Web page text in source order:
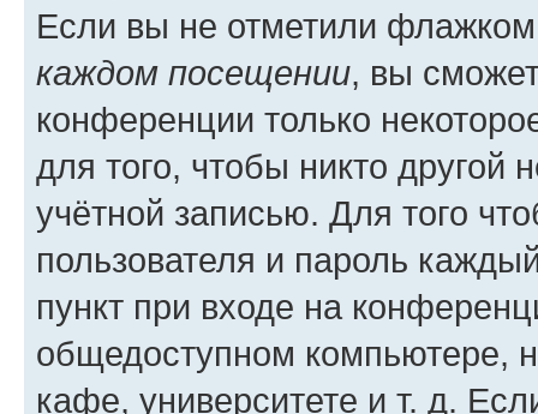
Если вы не отметили
каждом посещении, вы
конференции только
для того, чтобы никто другой
учётной записью. Для того
пользователя и пароль
пункт при входе на
общедоступном компьютере,
кафе, университете и т. д.